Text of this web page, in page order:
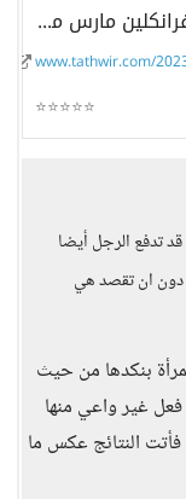
قصة نجاح فرانكلين مارس مبتكر شوكولاتة مارس
www.tathwir.com/
⭐⭐⭐⭐⭐
قد تدفع الرجل أيضا
دون ان تقصد هي
بنكدها من حيث
غير واعي منها
النتائج عكس ما